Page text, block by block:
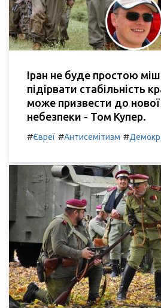
Іран не буде простою
підірвати стабільність
може призвести до нової
небезпеки - Том Купер.
#Євреї #Антисемітизм #